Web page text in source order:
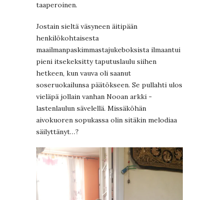
taaperoinen.
Jostain sieltä väsyneen äitipään
henkilökohtaisesta
maailmanpaskimmastajukeboksista ilmaantui
pieni itsekeksitty taputuslaulu siihen
hetkeen, kun vauva oli saanut
soseruokailunsa päätökseen. Se pullahti ulos
vieläpä jollain vanhan Nooan arkki -
lastenlaulun sävelellä. Missäköhän
aivokuoren sopukassa olin sitäkin melodiaa
säilyttänyt…?